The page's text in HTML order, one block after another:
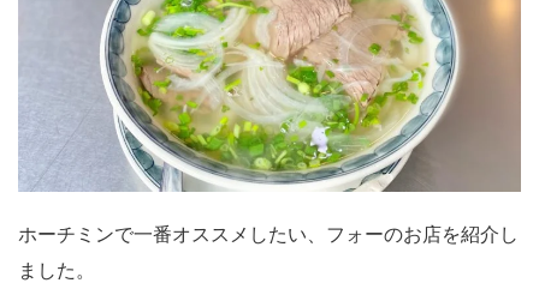
ホーチミンで一番オススメしたい、フォーのお店を紹介し
ました。